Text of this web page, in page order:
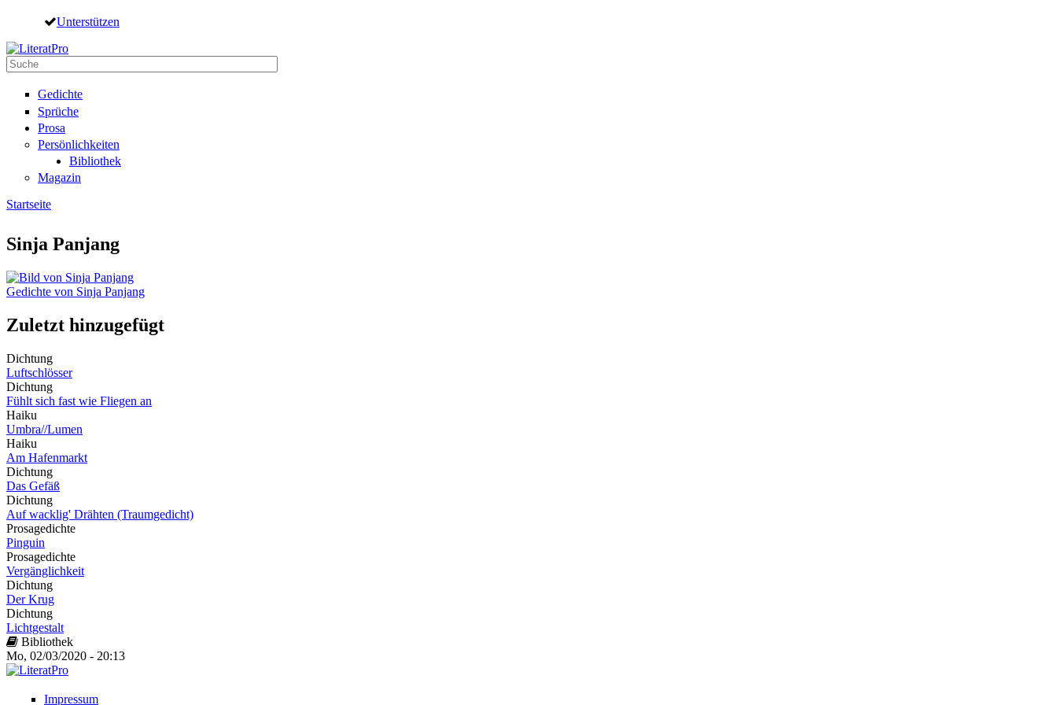
Direkt zum Inhalt
Unterstützen
Suche
Gedichte
Sprüche
Prosa
Persönlichkeiten
Bibliothek
Magazin
Startseite
Sinja Panjang
Gedichte von Sinja Panjang
Zuletzt hinzugefügt
Dichtung
Luftschlösser
Dichtung
Fühlt sich fast wie Fliegen an
Haiku
Umbra//Lumen
Haiku
Am Hafenmarkt
Dichtung
Das Gefäß
Dichtung
Auf wacklig' Drähten (Traumgedicht)
Prosagedichte
Pinguin
Prosagedichte
Vergänglichkeit
Dichtung
Der Krug
Dichtung
Lichtgestalt
Bibliothek
Mo, 02/03/2020 - 20:13
Impressum